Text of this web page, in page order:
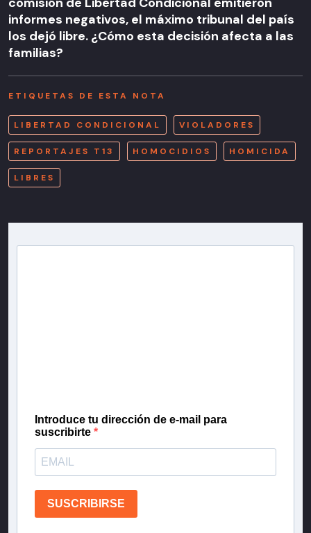
informes negativos, el máximo tribunal del país
los dejó libre. ¿Cómo esta decisión afecta a las
familias?
ETIQUETAS DE ESTA NOTA
LIBERTAD CONDICIONAL VIOLADORES
REPORTAJES T13 HOMOCIDIOS HOMICIDA
LIBRES
Introduce tu dirección de e-mail para
suscribirte
SUSCRIBIRSE